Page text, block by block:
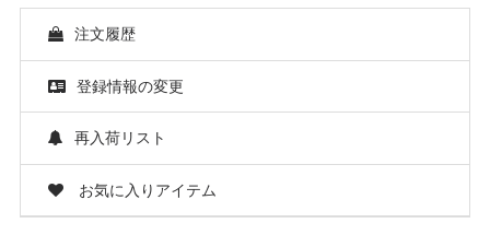
注文履歴
登録情報の変更
再入荷リスト
お気に入りアイテム